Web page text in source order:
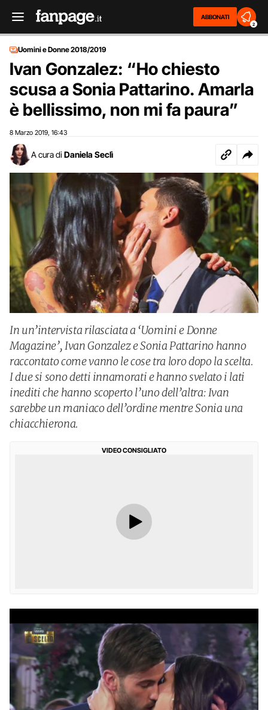
ABBONATI
2
Uomini e Donne 2018/2019
Ivan Gonzalez: “Ho chiesto
scusa a Sonia Pattarino. Amarla
è bellissimo, non mi fa paura”
8 Marzo 2019 16:43
A cura di Daniela Seclì
In un’intervista rilasciata a ‘Uomini e Donne
Magazine’, Ivan Gonzalez e Sonia Pattarino hanno
raccontato come vanno le cose tra loro dopo la scelta.
I due si sono detti innamorati e hanno svelato i lati
inediti che hanno scoperto l’uno dell’altra: Ivan
sarebbe un maniaco dell’ordine mentre Sonia una
chiacchierona.
VIDEO CONSIGLIATO